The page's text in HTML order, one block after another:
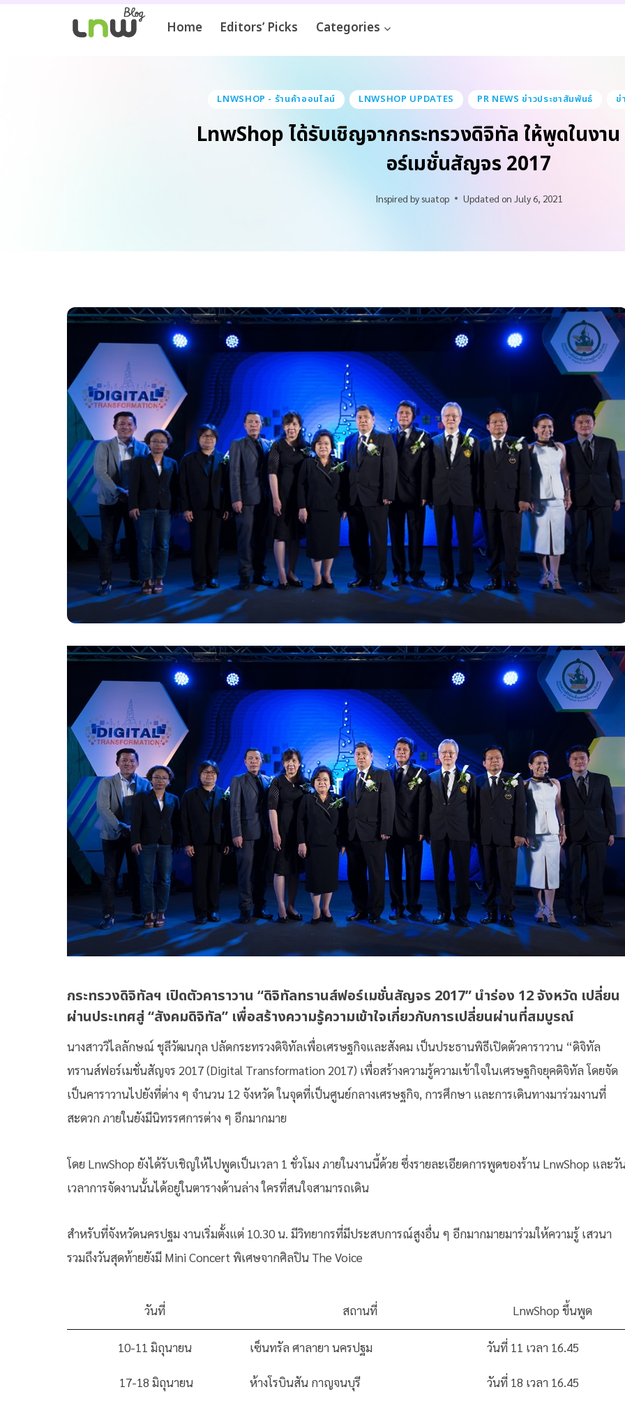
Home Editors’ Picks Categories
LNWSHOP - ร้านค้าออนไลน์ LNWSHOP UPDATES PR NEWS ข่าวประชาสัมพันธ์ ข่
LnwShop ได้รับเชิญจากกระทรวงดิจิทัล ให้พูดในงา
อร์เมชั่นสัญจร 2017
Inspired by suatop Updated on July 6, 2021
กระทรวงดิจิทัลฯ เปิดตัวคาราวาน “ดิจิทัลทรานส์ฟอร์เมชั่นสัญจร 2017” นำร่อง 12 จังหวัด เปลี่ยน
ผ่านประเทศสู่ “สังคมดิจิทัล” เพื่อสร้างความรู้ความเข้าใจเกี่ยวกับการเปลี่ยนผ่านที่สมบูรณ์
นางสาววิไลลักษณ์ ชุลีวัฒนกุล ปลัดกระทรวงดิจิทัลเพื่อเศรษฐกิจและสังคม เป็นประธานพิธีเปิดตัวคาราวาน “ดิจิทัล
ทรานส์ฟอร์เมชั่นสัญจร 2017 (Digital Transformation 2017) เพื่อสร้างความรู้ความเข้าใจในเศรษฐกิจยุคดิจิทัล โดยจัด
เป็นคาราวานไปยังที่ต่าง ๆ จำนวน 12 จังหวัด ในจุดที่เป็นศูนย์กลางเศรษฐกิจ, การศึกษา และการเดินทางมาร่วมงานที่
สะดวก ภายในยังมีนิทรรศการต่าง ๆ อีกมากมาย
โดย LnwShop ยังได้รับเชิญให้ไปพูดเป็นเวลา 1 ชั่วโมง ภายในงานนี้ด้วย ซึ่งรายละเอียดการพูดของร้าน LnwShop และวั
เวลาการจัดงานนั้นได้อยู่ในตารางด้านล่าง ใครที่สนใจสามารถเดิน
สำหรับที่จังหวัดนครปฐม งานเริ่มตั้งแต่ 10.30 น. มีวิทยากรที่มีประสบการณ์สูงอื่น ๆ อีกมากมายมาร่วมให้ความรู้ เสวนา
รวมถึงวันสุดท้ายยังมี Mini Concert พิเศษจากศิลปิน The Voice
วันที่ สถานที่ LnwShop ขึ้นพูด
10-11 มิถุนายน เซ็นทรัล ศาลายา นครปฐม วันที่ 11 เวลา 16.45
17-18 มิถุนายน ห้างโรบินสัน กาญจนบุรี วันที่ 18 เวลา 16.45